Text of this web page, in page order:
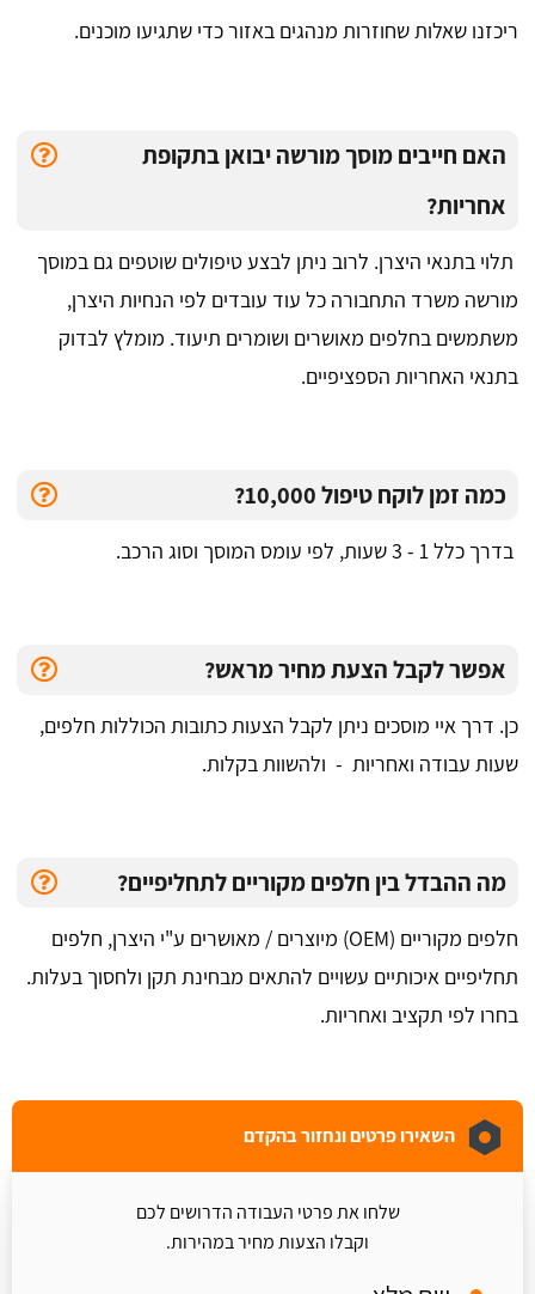
ריכזנו שאלות שחוזרות מנהגים באזור כדי שתגיעו מוכנים.
האם חייבים מוסך מורשה יבואן בתקופת
אחריות?
תלוי בתנאי היצרן. לרוב ניתן לבצע טיפולים שוטפים גם במוסך
מורשה משרד התחבורה כל עוד עובדים לפי הנחיות היצרן,
משתמשים בחלפים מאושרים ושומרים תיעוד. מומלץ לבדוק
בתנאי האחריות הספציפיים.
כמה זמן לוקח טיפול 10,000?
בדרך כלל 1 - 3 שעות, לפי עומס המוסך וסוג הרכב.
אפשר לקבל הצעת מחיר מראש?
כן. דרך איי מוסכים ניתן לקבל הצעות כתובות הכוללות חלפים,
שעות עבודה ואחריות - ולהשוות בקלות.
מה ההבדל בין חלפים מקוריים לתחליפיים?
חלפים מקוריים (OEM) מיוצרים / מאושרים ע"י היצרן, חלפים
תחליפיים איכותיים עשויים להתאים מבחינת תקן ולחסוך בעלות.
בחרו לפי תקציב ואחריות.
השאירו פרטים ונחזור בהקדם
שלחו את פרטי העבודה הדרושים לכם
וקבלו הצעות מחיר במהירות.